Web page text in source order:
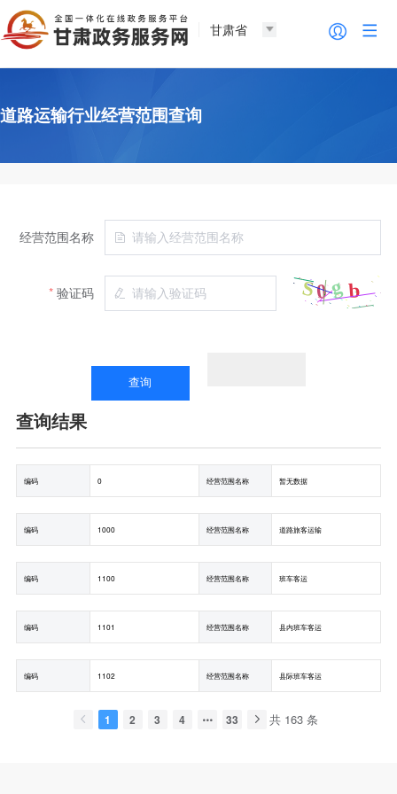
甘肃省
道路运输行业经营范围查询
经营范围名称
验证码
查询结果
编码 0 经营范围名称 暂无数据
编码 1000 经营范围名称 道路旅客运输
编码 1100 经营范围名称 班车客运
编码 1101 经营范围名称 县内班车客运
编码 1102 经营范围名称 县际班车客运
1 2 3 4 33 共 163 条